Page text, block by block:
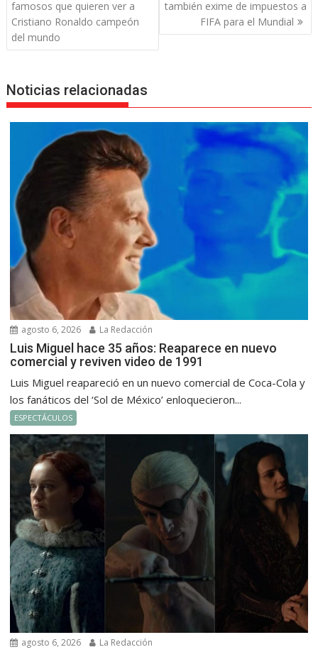
de
entradas
famosos que quieren ver a
Cristiano Ronaldo campeón
del mundo
también exime de impuestos a
FIFA para el Mundial
Noticias relacionadas
agosto 6, 2026 La Redacción
Luis Miguel hace 35 años: Reaparece en nuevo
comercial y reviven video de 1991
Luis Miguel reapareció en un nuevo comercial de Coca-Cola y
los fanáticos del ‘Sol de México’ enloquecieron...
ESPECTÁCULOS
agosto 6, 2026 La Redacción